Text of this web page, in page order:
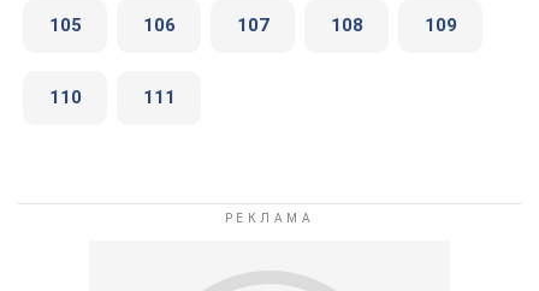
105 106 107 108 109
110 111